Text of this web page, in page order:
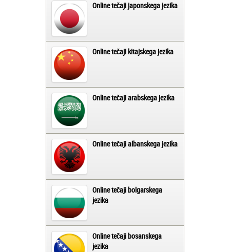
Online tečaji japonskega jezika
Online tečaji kitajskega jezika
Online tečaji arabskega jezika
Online tečaji albanskega jezika
Online tečaji bolgarskega
jezika
Online tečaji bosanskega
jezika